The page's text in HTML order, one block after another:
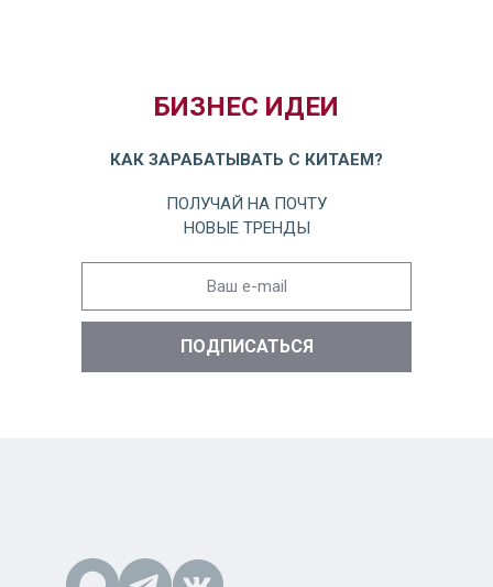
БИЗНЕС ИДЕИ
КАК ЗАРАБАТЫВАТЬ С КИТАЕМ?
ПОЛУЧАЙ НА ПОЧТУ
НОВЫЕ ТРЕНДЫ